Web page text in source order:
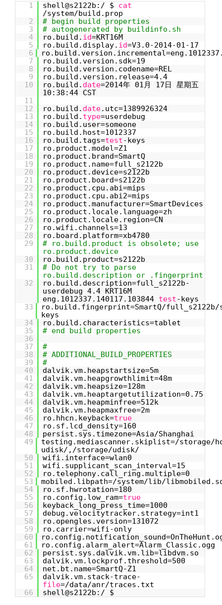
1 shell@s2122b:/ $ cat
/system/build.prop
2
# begin build properties
3
# autogenerated by buildinfo.sh
4
ro.build. id=KRT16M
5
ro.build.display. id=V3.0-2014-01-17
6
7
ro.build.version.sdk=19
8
ro.build.version.codename=REL
9
ro.build.version.release=4.4
10
ro.build. date=2014年 01月 17日 星期五
10:38:44 CST
11
12
ro.build. date.utc=1389926324
13
ro.build. type=userdebug
14
ro.build.user=someone
15
ro.build.host=1012337
16
ro.build.tags=test-keys
17
ro.product.model=Z1
18
ro.product.brand=SmartQ
19
ro.product.name=full_s2122b
20
ro.product.device=s2122b
21
ro.product.board=s2122b
22
ro.product.cpu.abi=mips
23
ro.product.cpu.abi2=mips
24
ro.product.manufacturer=SmartDevices
25
ro.product.locale.language=zh
26
ro.product.locale.region=CN
27
ro.wifi.channels=13
28
ro.board.platform=xb4780
29
# ro.build.product is obsolete; use
ro.product.device
30
ro.build.product=s2122b
31
# Do not try to parse
ro.build.description or .fingerprint
32
ro.build.description=full_s2122b-
userdebug 4.4 KRT16M
eng.1012337.140117.103844 test-keys
33
ro.build.fingerprint=SmartQ/full_s2122b/
keys
34
ro.build.characteristics=tablet
35
# end build properties
36
37
#
38
# ADDITIONAL_BUILD_PROPERTIES
39
#
40
dalvik.vm.heapstartsize=5m
41
dalvik.vm.heapgrowthlimit=48m
42
dalvik.vm.heapsize=128m
43
dalvik.vm.heaptargetutilization=0.75
44
dalvik.vm.heapminfree=512k
45
dalvik.vm.heapmaxfree=2m
46
ro.hhcn.keyback=true
47
ro.sf.lcd_density=160
48
persist.sys.timezone=Asia/Shanghai
49
testing.mediascanner.skiplist=/storage/
udisk/,/storage/udisk/
50
wifi.interface=wlan0
51
wifi.supplicant_scan_interval=15
52
ro.telephony.call_ring.multiple=0
53
mobiled.libpath=/system/lib/
54
ro.sf.hwrotation=180
55
ro.config.low_ram=true
56
keyback_long_press_time=1000
57
debug.velocitytracker.strategy=int1
58
ro.opengles.version=131072
59
ro.carrier=wifi-only
60
61
ro.config.alarm_alert=Alarm_Classic.ogg
62
persist.sys.dalvik.vm.lib=libdvm.so
63
dalvik.vm.lockprof.threshold=500
64
net.bt.name=SmartQ-Z1
65
dalvik.vm.stack-trace-
file=/data/anr/traces.txt
66
shell@s2122b:/ $